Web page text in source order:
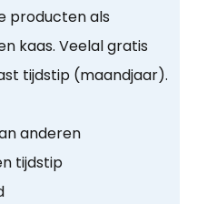
producten als
kaas. Veelal gratis
tijdstip (maandjaar).
anderen
tijdstip